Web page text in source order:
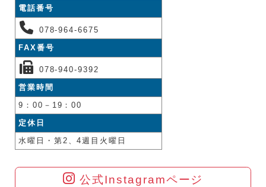
電話番号
078-964-6675
FAX番号
078-940-9392
営業時間
9：00－19：00
定休日
水曜日・第2、4週目火曜日
公式Instagramページ